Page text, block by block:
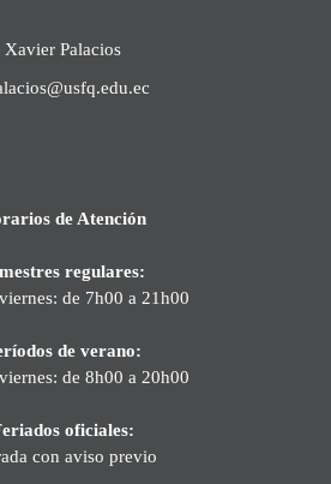
Xavier Palacios
de Atención
regulares:
de 7h00 a 21h00
de verano:
de 8h00 a 20h00
oficiales:
con aviso previo